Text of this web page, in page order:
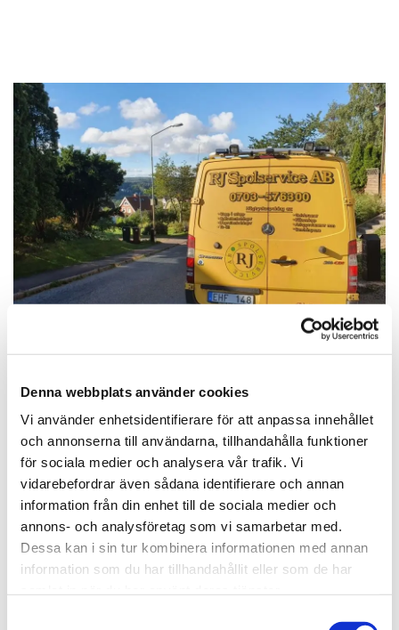
Denna webbplats använder cookies
Vi använder enhetsidentifierare för att anpassa innehållet
och annonserna till användarna, tillhandahålla funktioner
för sociala medier och analysera vår trafik. Vi
vidarebefordrar även sådana identifierare och annan
information från din enhet till de sociala medier och
annons- och analysföretag som vi samarbetar med.
Dessa kan i sin tur kombinera informationen med annan
information som du har tillhandahållit eller som de har
Lämna gärna ett omdöme eller
läs tidigare recensioner
LÄMNA GÄRNA EN RECENSION